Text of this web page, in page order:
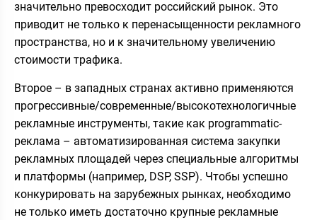
значительно превосходит российский рынок. Это
приводит не только к перенасыщенности рекламного
пространства, но и к значительному увеличению
стоимости трафика.
Второе – в западных странах активно применяются
прогрессивные/современные/высокотехнологичные
рекламные инструменты, такие как programmatic-
реклама – автоматизированная система закупки
рекламных площадей через специальные алгоритмы
и платформы (например, DSP, SSP). Чтобы успешно
конкурировать на зарубежных рынках, необходимо
не только иметь достаточно крупные рекламные